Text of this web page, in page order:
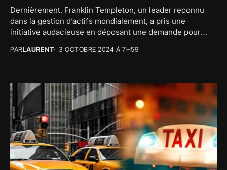
Dernièrement, Franklin Templeton, un leader reconnu
dans la gestion d’actifs mondialement, a pris une
initiative audacieuse en déposant une demande pour
PARLAURENT 3 OCTOBRE 2024 À 7H59